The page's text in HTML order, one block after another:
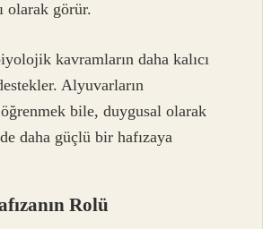
olarak görür.
kavramların daha kalıcı
Alyuvarların
bile, duygusal olarak
daha güçlü bir hafızaya
Rolü